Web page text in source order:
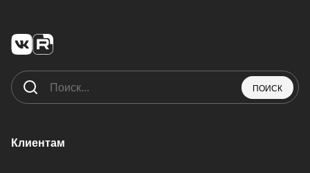
ПОИСК
Клиентам